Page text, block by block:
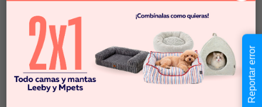
$31.990
Talla M
$29.990
Talla S
$22.990
Talla XS
$18.990 Reportar error